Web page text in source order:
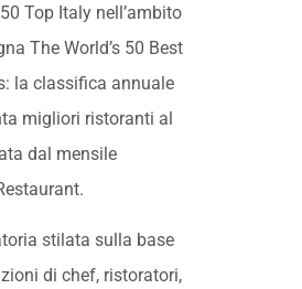
Top Italy nell’ambito
The World’s 50 Best
la classifica annuale
migliori ristoranti al
dal mensile
stilata sulla base
di chef, ristoratori,